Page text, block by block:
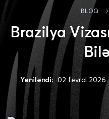
BLOQ ›
Brazilya
Yeniləndi: 02 fevral 2026